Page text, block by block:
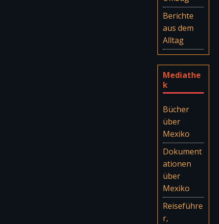
Berichte
aus dem
Alltag
Mediathe
k
Bücher
über
Mexiko
Dokument
ationen
über
Mexiko
Reiseführe
r,